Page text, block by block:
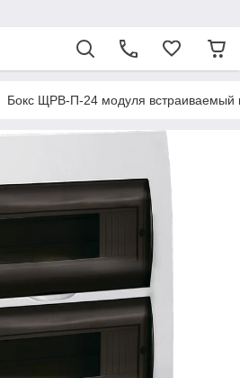
Бокс ЩРВ-П-24 модуля встраиваемый